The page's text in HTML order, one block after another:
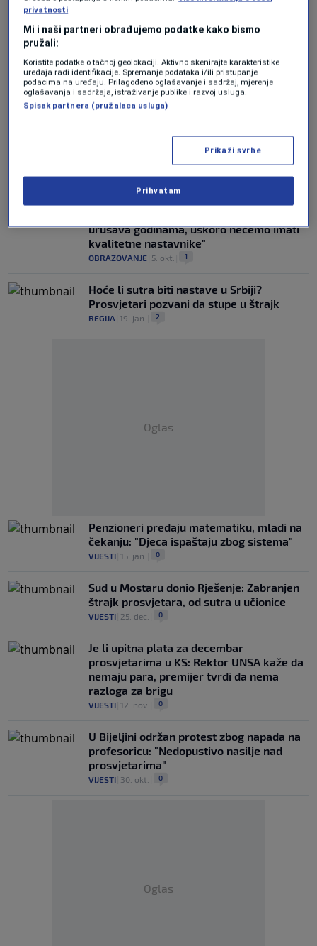
Prosvjetari o EMIS-u, donosimo dopis:
je nezakonit"
VIJESTI| 4. dec.| 0
PROSVJETARI NAJAVILI I PROTEST
EMIS sistem izazvao veliku pobunu u KS:
urušava godinama, uskoro nećemo imati
kvalitetne nastavnike"
OBRAZOVANJE 5. okt. 1
Hoće li sutra biti nastave u Srbiji?
Prosvjetari pozvani da stupe u štrajk
REGIJA 19. jan. 2
Oglas
Penzioneri predaju matematiku, mladi na
čekanju: "Djeca ispaštaju zbog sistema"
VIJESTI 15. jan. 0
Sud u Mostaru donio Rješenje: Zabranjen
štrajk prosvjetara, od sutra u učionice
VIJESTI 25. dec. 0
Je li upitna plata za decembar
prosvjetarima u KS: Rektor UNSA kaže da
nemaju para, premijer tvrdi da nema
razloga za brigu
VIJESTI 12. nov. 0
U Bijeljini održan protest zbog napada na
profesoricu: "Nedopustivo nasilje nad
prosvjetarima"
VIJESTI 30. okt. 0
Oglas
privatnosti
Mi i naši partneri obrađujemo podatke kako bismo
pružali:
Koristite podatke o tačnoj geolokaciji. Aktivno skenirajte karakteristike
uređaja radi identifikacije. Spremanje podataka i/ili pristupanje
podacima na uređaju. Prilagođeno oglašavanje i sadržaj, mjerenje
oglašavanja i sadržaja, istraživanje publike i razvoj usluga.
Spisak partnera (pružalaca usluga)
Prikaži svrhe
Prihvatam